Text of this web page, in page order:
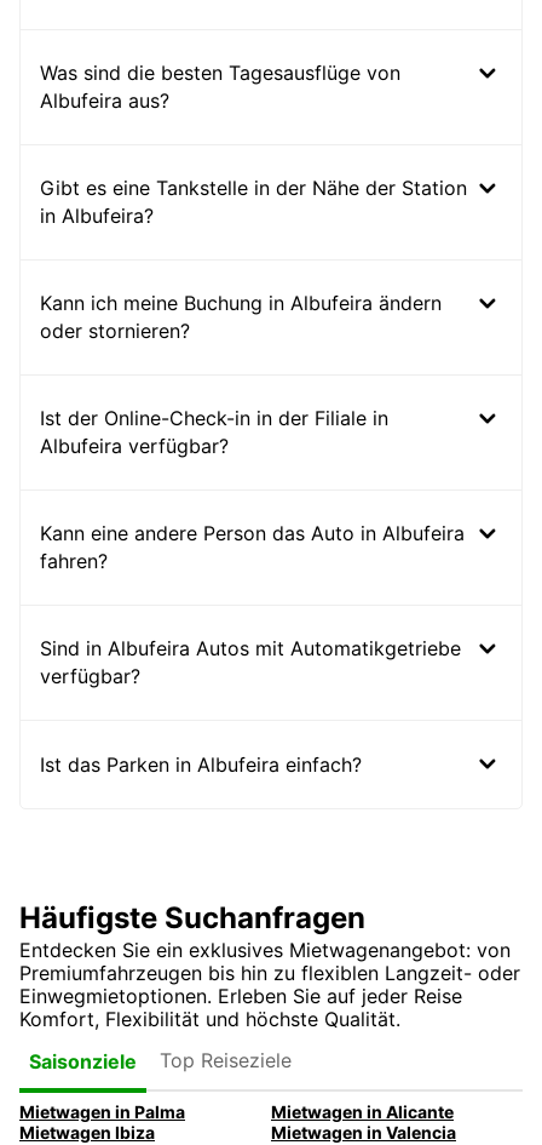
Was sind die besten Tagesausflüge von
Albufeira aus?
Gibt es eine Tankstelle in der Nähe der Station
in Albufeira?
Kann ich meine Buchung in Albufeira ändern
oder stornieren?
Ist der Online-Check-in in der Filiale in
Albufeira verfügbar?
Kann eine andere Person das Auto in Albufeira
fahren?
Sind in Albufeira Autos mit Automatikgetriebe
verfügbar?
Ist das Parken in Albufeira einfach?
Häufigste Suchanfragen
Entdecken Sie ein exklusives Mietwagenangebot: von
Premiumfahrzeugen bis hin zu flexiblen Langzeit- oder
Einwegmietoptionen. Erleben Sie auf jeder Reise
Komfort, Flexibilität und höchste Qualität.
Saisonziele
Top Reiseziele
Mietwagen in Palma
Mietwagen in Alicante
Mietwagen Ibiza
Mietwagen in Valencia